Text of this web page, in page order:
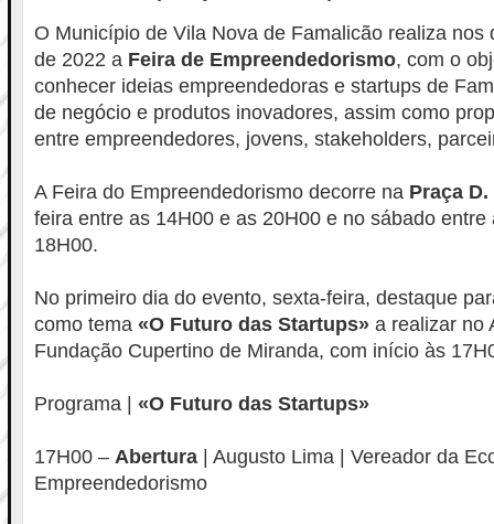
O Município de Vila Nova de Famalicão realiza nos
de 2022 a Feira de Empreendedorismo, com o
conhecer ideias empreendedoras e startups de
de negócio e produtos inovadores, assim como
entre empreendedores, jovens, stakeholders,
A Feira do Empreendedorismo decorre na Praça
feira entre as 14H00 e as 20H00 e no sábado entre
18H00.
No primeiro dia do evento, sexta-feira, destaque
como tema «O Futuro das Startups» a realizar no
Fundação Cupertino de Miranda, com início às
Programa | «O Futuro das Startups»
17H00 – Abertura
| Augusto Lima | Vereador da
Empreendedorismo